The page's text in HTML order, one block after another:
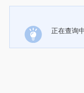
正在查询